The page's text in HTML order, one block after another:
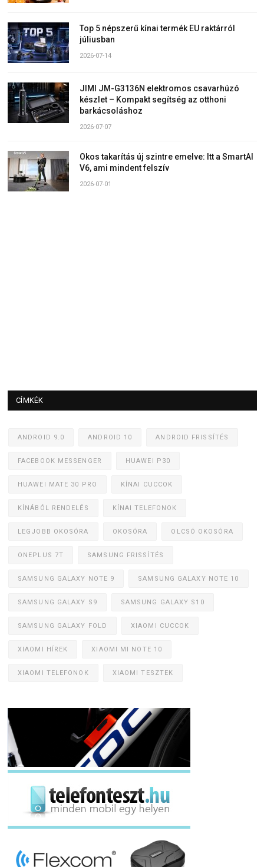
Top 5 népszerű kínai termék EU raktárról
júliusban
2026-07-14
JIMI JM-G3136N elektromos csavarhúzó
készlet – Kompakt segítség az otthoni
barkácsoláshoz
2026-07-07
Okos takarítás új szintre emelve: Itt a SmartAI
V6, ami mindent felszív
2026-07-01
CÍMKÉK
ANDROID 9.0 ANDROID 10 ANDROID FRISSÍTÉS
FACEBOOK MESSENGER HUAWEI P30
HUAWEI MATE 30 PRO KÍNAI CUCCOK
KÍNÁBÓL RENDELÉS KÍNAI TELEFONOK
LEGJOBB OKOSÓRA OKOSÓRA OLCSÓ OKOSÓRA
ONEPLUS 7T SAMSUNG FRISSÍTÉS
SAMSUNG GALAXY NOTE 9 SAMSUNG GALAXY NOTE 10
SAMSUNG GALAXY S9 SAMSUNG GALAXY S10
SAMSUNG GALAXY FOLD XIAOMI CUCCOK
XIAOMI HÍREK XIAOMI MI NOTE 10
XIAOMI TELEFONOK XIAOMI TESZTEK